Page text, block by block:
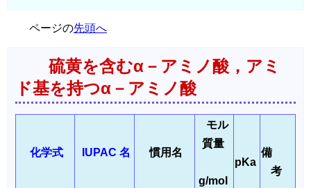
ページの先頭へ
硫黄を含むα－アミノ酸，アミ
ド基を持つα－アミノ酸
化学式 IUPAC 名 慣用名
モル
質量
g/mol
pKa
備
考